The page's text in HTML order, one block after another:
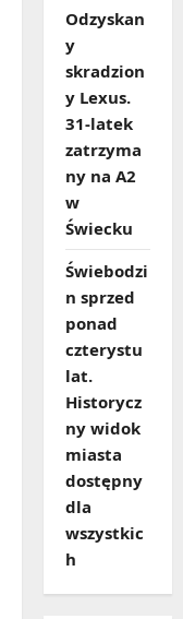
Odzyskan
y
skradzion
y Lexus.
31‑latek
zatrzyma
ny na A2
w
Świecku
Świebodzi
n sprzed
ponad
czterystu
lat.
Historycz
ny widok
miasta
dostępny
dla
wszystkic
h